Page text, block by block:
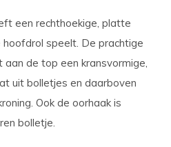
een rechthoekige, platte
speelt. De prachtige
de top een kransvormige,
uit bolletjes en daarboven
Ook de oorhaak is
bolletje.